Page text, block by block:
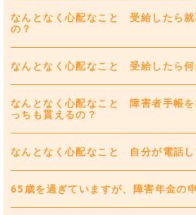
なんとなく心配なこと 受給したら就
の？
なんとなく心配なこと 受給したら何
なんとなく心配なこと 障害者手帳を
っちも貰えるの？
なんとなく心配なこと 自分が電話し
65歳を過ぎていますが、障害年金の